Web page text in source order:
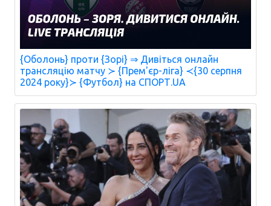
{Оболонь} проти {Зорі} ⇒ Дивіться онлайн
трансляцію матчу ≻ {Прем'єр-ліга} ≺{30 серпня
2024 року}≻ {Футбол} на СПОРТ.UA